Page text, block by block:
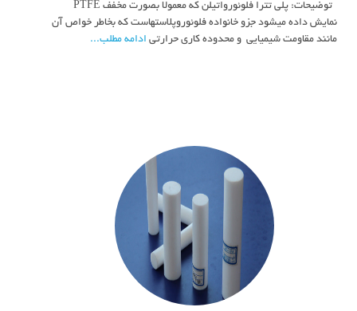
توضیحات: پلي تترا فلوئورواتيلن كه معمولا بصورت مخفف PTFE
نمايش داده ميشود جزو خانواده فلوئوروپلاستهاست كه بخاطر خواص آن
مانند مقاومت شيميايي و محدوده كاري حرارتي ادامه مطلب...